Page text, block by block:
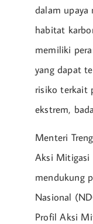
dalam upaya
habitat
memiliki
yang dapat
risiko terkait
ekstrem,
Menteri
Aksi Mitigasi
mendukung
Nasional
Profil Aksi